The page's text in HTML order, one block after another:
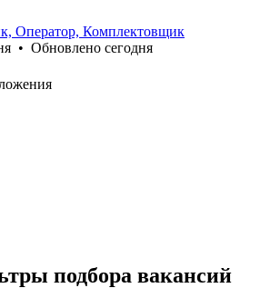
Оператор, Комплектовщик
• Обновлено сегодня
подбора вакансий